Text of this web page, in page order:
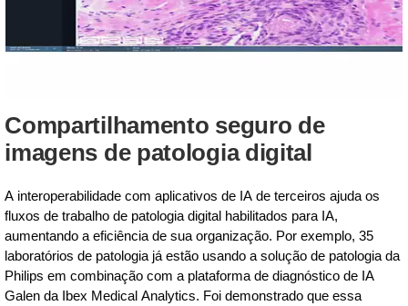
Compartilhamento seguro de
imagens de patologia digital
A interoperabilidade com aplicativos de IA de terceiros ajuda os
fluxos de trabalho de patologia digital habilitados para IA,
aumentando a eficiência de sua organização. Por exemplo, 35
laboratórios de patologia já estão usando a solução de patologia da
Philips em combinação com a plataforma de diagnóstico de IA
Galen da Ibex Medical Analytics. Foi demonstrado que essa